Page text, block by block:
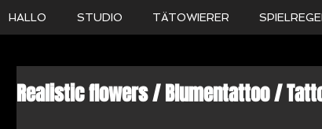
HALLO STUDIO TÄTOWIERER
Realistic flowers / Blumentattoo /